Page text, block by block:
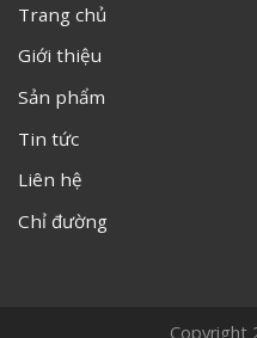
Trang chủ
Giới thiệu
Sản phẩm
Tin tức
Liên hệ
Chỉ đường
Copyright